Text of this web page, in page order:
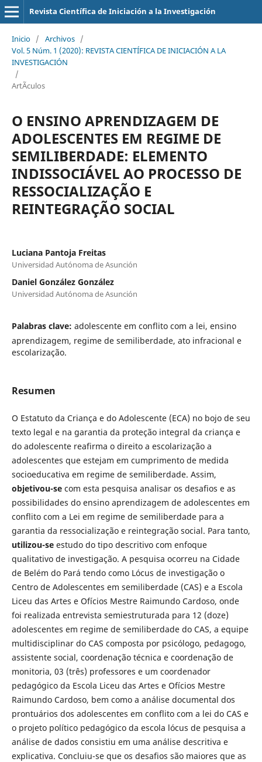
Revista Científica de Iniciación a la Investigación
Inicio / Archivos /
Vol. 5 Núm. 1 (2020): REVISTA CIENTÍFICA DE INICIACIÓN A LA
INVESTIGACIÓN
/
ArtÃ­culos
O ENSINO APRENDIZAGEM DE
ADOLESCENTES EM REGIME DE
SEMILIBERDADE: ELEMENTO
INDISSOCIÁVEL AO PROCESSO DE
RESSOCIALIZAÇÃO E
REINTEGRAÇÃO SOCIAL
Luciana Pantoja Freitas
Universidad Autónoma de Asunción
Daniel González González
Universidad Autónoma de Asunción
Palabras clave: adolescente em conflito com a lei, ensino
aprendizagem, regime de semiliberdade, ato infracional e
escolarização.
Resumen
O Estatuto da Criança e do Adolescente (ECA) no bojo de seu
texto legal e na garantia da proteção integral da criança e
do adolescente reafirma o direito a escolarização a
adolescentes que estejam em cumprimento de medida
socioeducativa em regime de semiliberdade. Assim,
objetivou-se com esta pesquisa analisar os desafios e as
possibilidades do ensino aprendizagem de adolescentes em
conflito com a Lei em regime de semiliberdade para a
garantia da ressocialização e reintegração social. Para tanto,
utilizou-se estudo do tipo descritivo com enfoque
qualitativo de investigação. A pesquisa ocorreu na Cidade
de Belém do Pará tendo como Lócus de investigação o
Centro de Adolescentes em semiliberdade (CAS) e a Escola
Liceu das Artes e Ofícios Mestre Raimundo Cardoso, onde
foi realizada entrevista semiestruturada para 12 (doze)
adolescentes em regime de semiliberdade do CAS, a equipe
multidisciplinar do CAS composta por psicólogo, pedagogo,
assistente social, coordenação técnica e coordenação de
monitoria, 03 (três) professores e um coordenador
pedagógico da Escola Liceu das Artes e Ofícios Mestre
Raimundo Cardoso, bem como a análise documental dos
prontuários dos adolescentes em conflito com a lei do CAS e
o projeto político pedagógico da escola lócus de pesquisa a
análise de dados consistiu em uma análise descritiva e
explicativa. Concluiu-se que os desafios são maiores que as